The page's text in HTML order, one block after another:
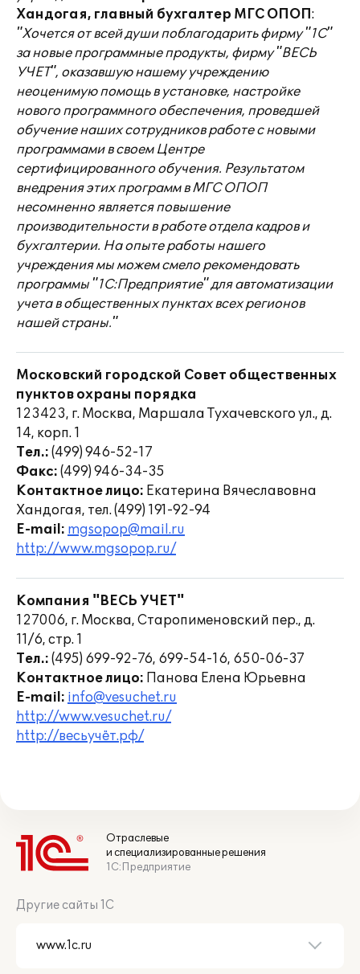
Хандогая, главный бухгалтер МГС ОПОП:
"Хочется от всей души поблагодарить фирму "1С"
за новые программные продукты, фирму "ВЕСЬ
УЧЕТ", оказавшую нашему учреждению
неоценимую помощь в установке, настройке
нового программного обеспечения, проведшей
обучение наших сотрудников работе с новыми
программами в своем Центре
сертифицированного обучения. Результатом
внедрения этих программ в МГС ОПОП
несомненно является повышение
производительности в работе отдела кадров и
бухгалтерии. На опыте работы нашего
учреждения мы можем смело рекомендовать
программы "1С:Предприятие" для автоматизации
учета в общественных пунктах всех регионов
нашей страны."
Московский городской Совет общественных
пунктов охраны порядка
123423, г. Москва, Маршала Тухачевского ул., д.
14, корп. 1
Тел.: (499) 946-52-17
Факс: (499) 946-34-35
Контактное лицо: Екатерина Вячеславовна
Хандогая, тел. (499) 191-92-94
E-mail: mgsopop@mail.ru
http://www.mgsopop.ru/
Компания "ВЕСЬ УЧЕТ"
127006, г. Москва, Старопименовский пер., д.
11/6, стр. 1
Тел.: (495) 699-92-76, 699-54-16, 650-06-37
Контактное лицо: Панова Елена Юрьевна
E-mail: info@vesuchet.ru
http://www.vesuchet.ru/
http://весьучёт.рф/
Отраслевые
и специализированные решения
1С:Предприятие
Другие сайты 1С